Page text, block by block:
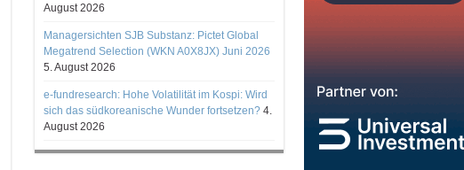
August 2026
Managersichten SJB Substanz: Pictet Global
Megatrend Selection (WKN A0X8JX) Juni 2026
5. August 2026
e-fundresearch: Hohe Volatilität im Kospi: Wird
sich das südkoreanische Wunder fortsetzen? 4.
August 2026